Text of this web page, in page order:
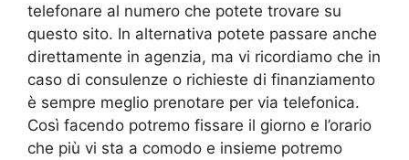
telefonare al numero che potete trovare su
questo sito. In alternativa potete passare anche
direttamente in agenzia, ma vi ricordiamo che in
caso di consulenze o richieste di finanziamento
è sempre meglio prenotare per via telefonica.
Così facendo potremo fissare il giorno e l’orario
che più vi sta a comodo e insieme potremo